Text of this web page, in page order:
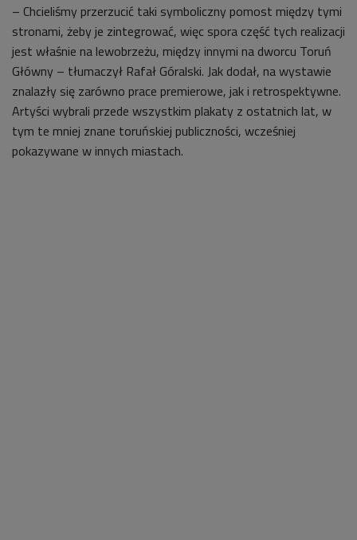
– Chcieliśmy przerzucić taki symboliczny pomost między tymi
stronami, żeby je zintegrować, więc spora część tych realizacji
jest właśnie na lewobrzeżu, między innymi na dworcu Toruń
Główny – tłumaczył Rafał Góralski. Jak dodał, na wystawie
znalazły się zarówno prace premierowe, jak i retrospektywne.
Artyści wybrali przede wszystkim plakaty z ostatnich lat, w
tym te mniej znane toruńskiej publiczności, wcześniej
pokazywane w innych miastach.